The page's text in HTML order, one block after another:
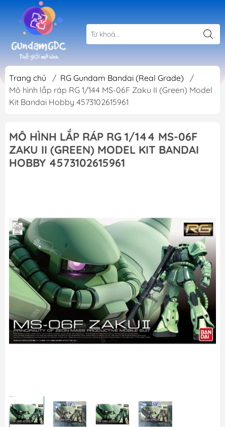
Trang chủ / RG Gundam Bandai (Real Grade)
/
Mô hình lắp ráp RG 1/144 MS-06F Zaku II (Green) Model
Kit Bandai Hobby 4573102615961
MÔ HÌNH LẮP RÁP RG 1/144 MS-06F
ZAKU II (GREEN) MODEL KIT BANDAI
HOBBY 4573102615961